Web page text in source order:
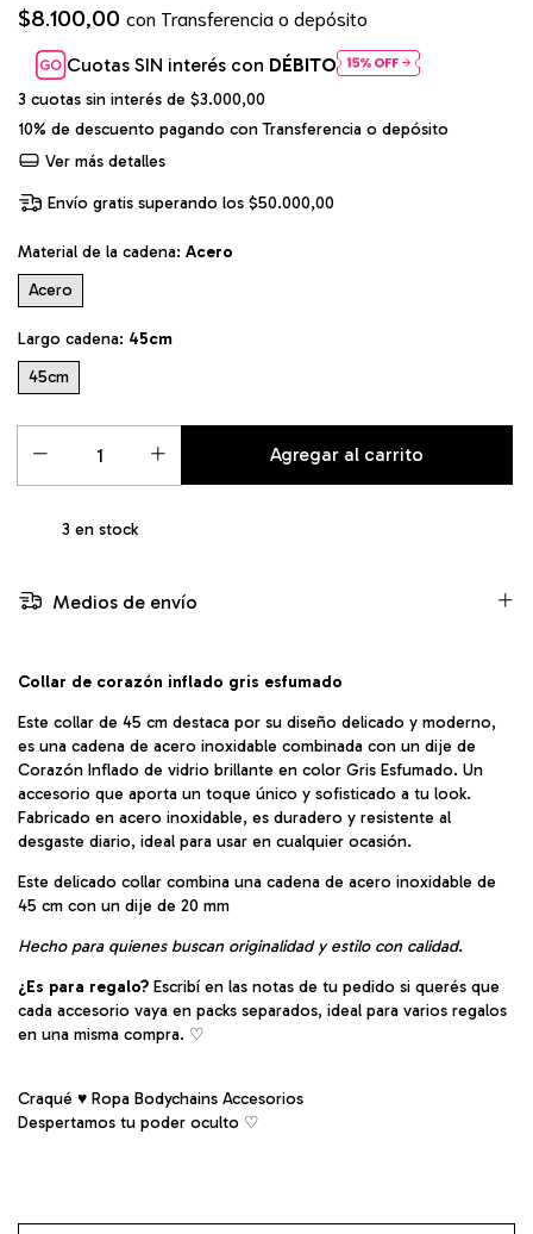
$8.100,00 con Transferencia o depósito
Cuotas SIN interés con DÉBITO
3 cuotas sin interés de $3.000,00
10% de descuento pagando con Transferencia o depósito
Ver más detalles
Envío gratis superando los$50.000,00
Material de la cadena: Acero
Acero
Largo cadena: 45cm
45cm
3 en stock
Medios de envío
Collar de corazón inflado gris esfumado
Este collar de 45 cm destaca por su diseño delicado y moderno,
es una cadena de acero inoxidable combinada con un dije de
Corazón Inflado de vidrio brillante en color Gris Esfumado. Un
accesorio que aporta un toque único y sofisticado a tu look.
Fabricado en acero inoxidable, es duradero y resistente al
desgaste diario, ideal para usar en cualquier ocasión.
Este delicado collar combina una cadena de acero inoxidable de
45 cm con un dije de 20 mm
Hecho para quienes buscan originalidad y estilo con calidad.
¿Es para regalo? Escribí en las notas de tu pedido si querés que
cada accesorio vaya en packs separados, ideal para varios regalos
en una misma compra. ♡︎
Craqué ♥ Ropa Bodychains Accesorios
Despertamos tu poder oculto ♡︎